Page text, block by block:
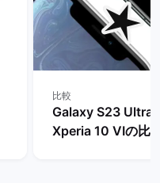
比較
Galaxy S23 Ultra
Xperia 10 VIの比